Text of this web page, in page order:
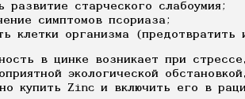
развитие старческого слабоумия;
симптомов псориаза;
клетки организма (предотвратить
в цинке возникает при
экологической
купить Zinc и включить его в